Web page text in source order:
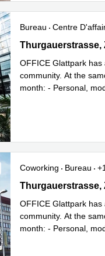
Bureau Centre
Thurgauerstrasse
Thurgauerstrasse,
OFFICE Glattpark
community. At the
month: - Personal,
Coworking Bureau
+1
Thurgauerstrasse
Thurgauerstrasse,
OFFICE Glattpark
community. At the
month: - Personal,